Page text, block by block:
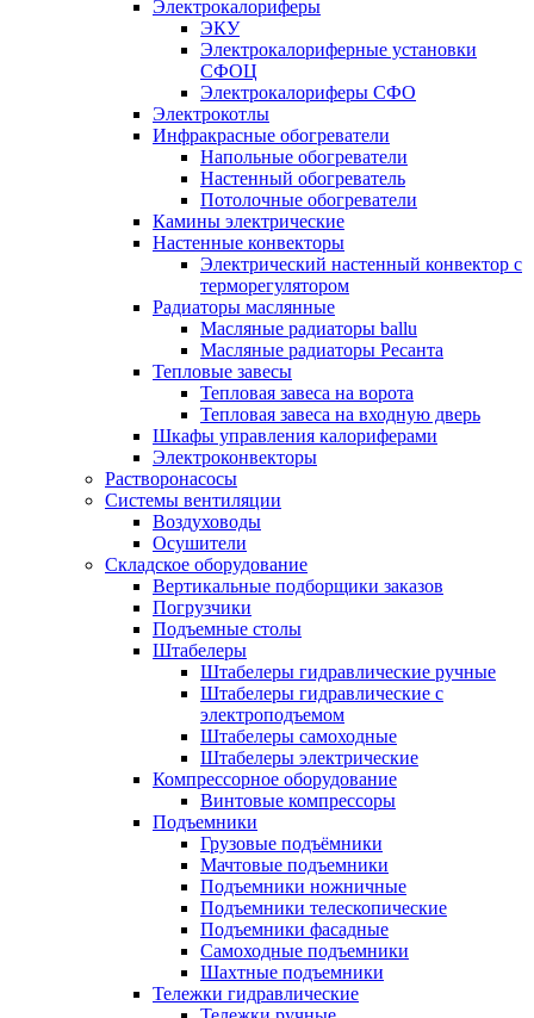
Электрокалориферы
ЭКУ
Электрокалориферные установки
СФОЦ
Электрокалориферы СФО
Электрокотлы
Инфракрасные обогреватели
Напольные обогреватели
Настенный обогреватель
Потолочные обогреватели
Камины электрические
Настенные конвекторы
Электрический настенный конвектор с
терморегулятором
Радиаторы маслянные
Масляные радиаторы ballu
Масляные радиаторы Ресанта
Тепловые завесы
Тепловая завеса на ворота
Тепловая завеса на входную дверь
Шкафы управления калориферами
Электроконвекторы
Растворонасосы
Системы вентиляции
Воздуховоды
Осушители
Складское оборудование
Вертикальные подборщики заказов
Погрузчики
Подъемные столы
Штабелеры
Штабелеры гидравлические ручные
Штабелеры гидравлические с
электроподъемом
Штабелеры самоходные
Штабелеры электрические
Компрессорное оборудование
Винтовые компрессоры
Подъемники
Грузовые подъёмники
Мачтовые подъемники
Подъемники ножничные
Подъемники телескопические
Подъемники фасадные
Самоходные подъемники
Шахтные подъемники
Тележки гидравлические